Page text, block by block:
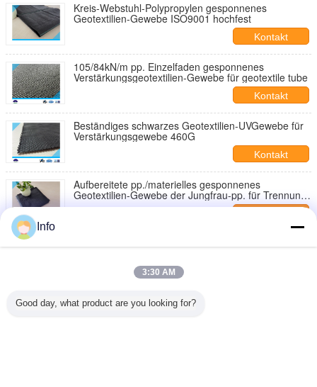
Kreis-Webstuhl-Polypropylen gesponnenes
Geotextilien-Gewebe ISO9001 hochfest
Kontakt
105/84kN/m pp. Einzelfaden gesponnenes
Verstärkungsgeotextilien-Gewebe für geotextile tube
Kontakt
Beständiges schwarzes Geotextilien-UVGewebe für
Verstärkungsgewebe 460G
Kontakt
Aufbereitete pp./materielles gesponnenes
Geotextilien-Gewebe der Jungfrau-pp. für Trennung
580g
200/200kN/m pp. gesponnene Einzelfaden-
80 / Schwarzes 80kN, das gesponnene Einzelfaden-
Geotextilien-hoch- Hartnäckigkeit entwässert
Info
3:30 AM
Good day, what product are you looking for?